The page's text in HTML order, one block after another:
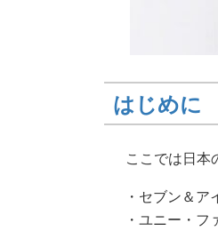
はじめに
ここでは日本
・セブン＆ア
・ユニー・